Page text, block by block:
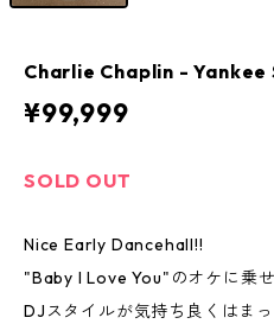
Charlie Chaplin - Yankee
¥99,999
SOLD OUT
Nice Early Dancehall!!
"Baby I Love You"のオケに乗
DJスタイルが気持ち良くはまっ